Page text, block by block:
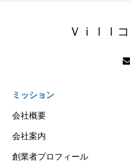
Ｖｉｌｌ
ミッション
会社概要
会社案内
創業者プロフィール